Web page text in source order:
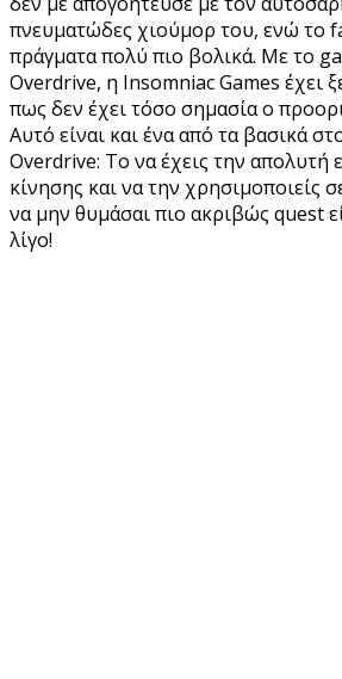
πνευματώδες χιούμορ του, ενώ το
πράγματα πολύ πιο βολικά. Με το
Overdrive, η Insomniac Games έχει
πως δεν έχει τόσο σημασία ο
Αυτό είναι και ένα από τα βασικά
Overdrive: Το να έχεις την απολυτή
κίνησης και να την χρησιμοποιείς
να μην θυμάσαι πιο ακριβώς quest
λίγο!